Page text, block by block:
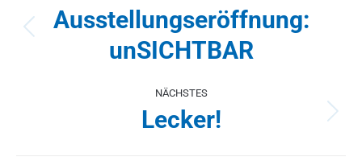
Vorheriger
Beitrag:
Ausstellungseröffnung:
unSICHTBAR
NÄCHSTES
Nächster
Lecker!